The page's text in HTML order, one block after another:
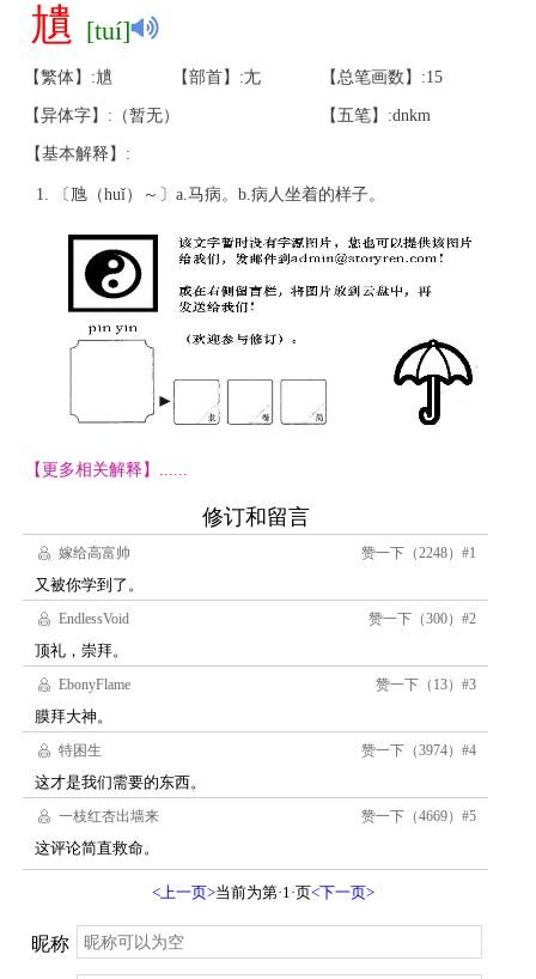
尵 [tuí]
【繁体】:尵 【部首】:尢 【总笔画数】:15
【异体字】:（暂无） 【五笔】:dnkm
【基本解释】:
〔虺（huǐ）～〕a.马病。b.病人坐着的样子。
【更多相关解释】......